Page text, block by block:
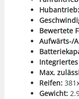
Hubantrieb:
Bew­ertete
Aufwärts-/
Max.
Reifen:
Gewicht: